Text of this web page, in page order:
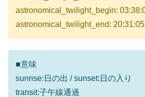
astronomical_twilight_begin:
astronomical_twilight_end: 20:31:05
■意味
sunrise:日の出 / sunset:日の入り
transit:子午線通過